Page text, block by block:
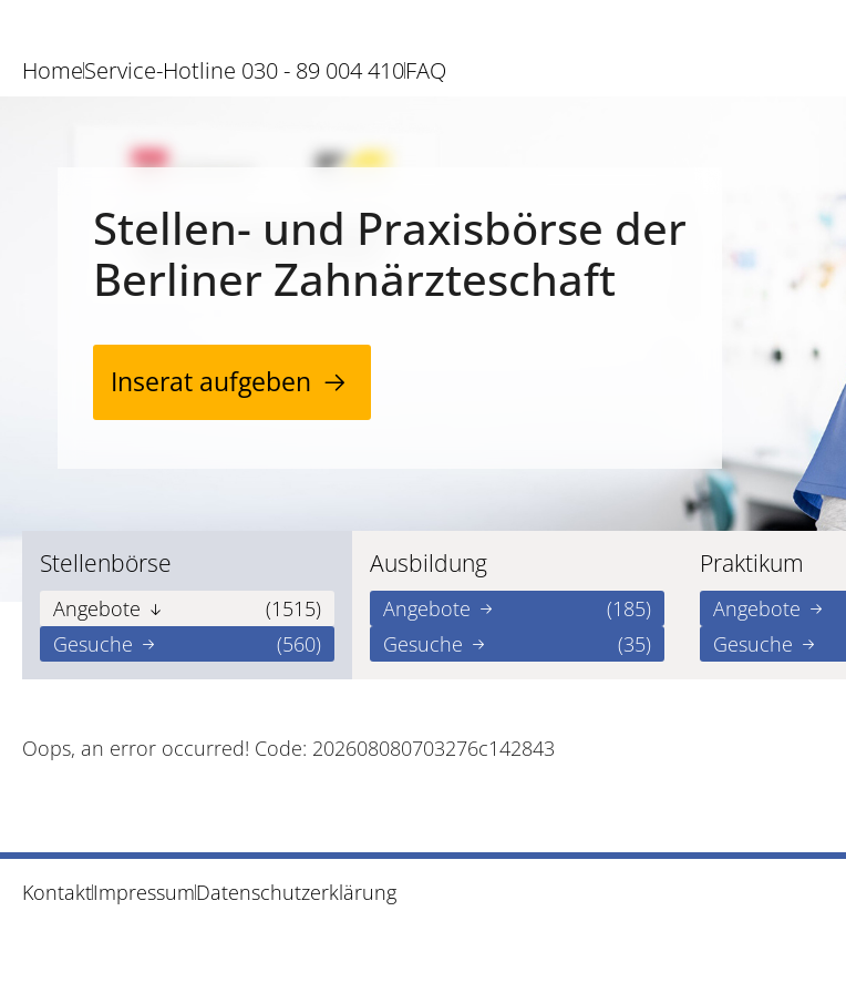
HomeService-Hotline 030 - 89 004 410FAQ
Stellen- und Praxisbörse der
Berliner Zahnärzteschaft
Inserat aufgeben
Stellenbörse
Angebote
(1515)
Gesuche
(560)
Ausbildung
Angebote
(185)
Gesuche
(35)
Praktikum
Angebote
Gesuche
Oops, an error occurred! Code: 202608080703276c142843
KontaktImpressumDatenschutzerklärung